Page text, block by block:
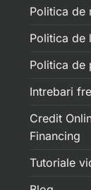
Politica de
Politica de
Politica de
Intrebari
Credit
Financing
Tutoriale